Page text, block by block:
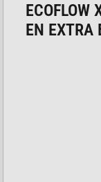
ECOFLOW
EN EXTRA